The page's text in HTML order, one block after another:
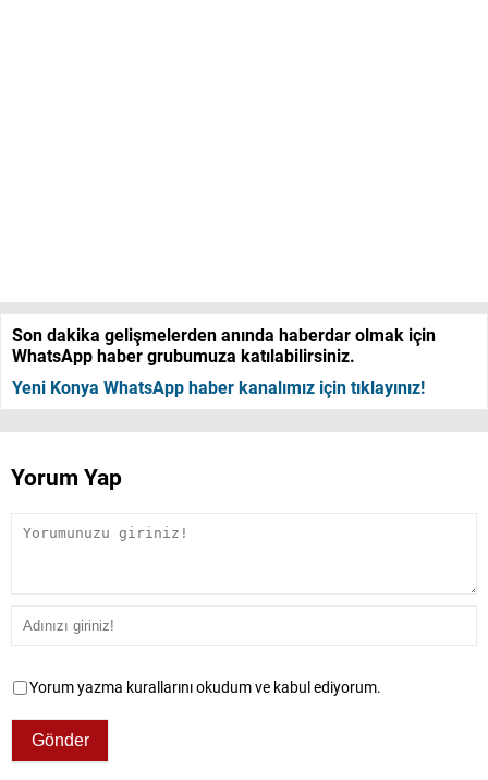
Son dakika gelişmelerden anında haberdar olmak için
WhatsApp haber grubumuza katılabilirsiniz.
Yeni Konya WhatsApp haber kanalımız için tıklayınız!
Yorum Yap
Yorum yazma kurallarını okudum ve kabul ediyorum.